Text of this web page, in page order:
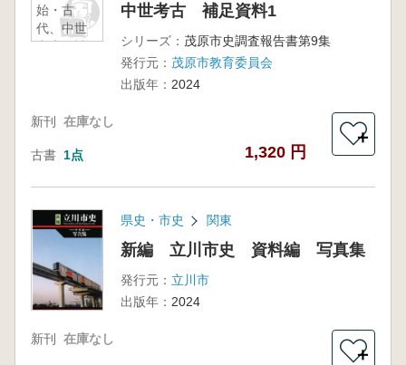
始・古
代、中世
考古 補
中世考古 補足資料1
シリーズ： 茂原市史調査報告書第9集
発行元： 茂原市教育委員会
出版年： 2024
新刊 在庫なし
古書 1点 1,320 円
＋
県史・市史 関東
新編 立川市史 資料編 写真集
発行元： 立川市
出版年： 2024
新刊 在庫なし
＋